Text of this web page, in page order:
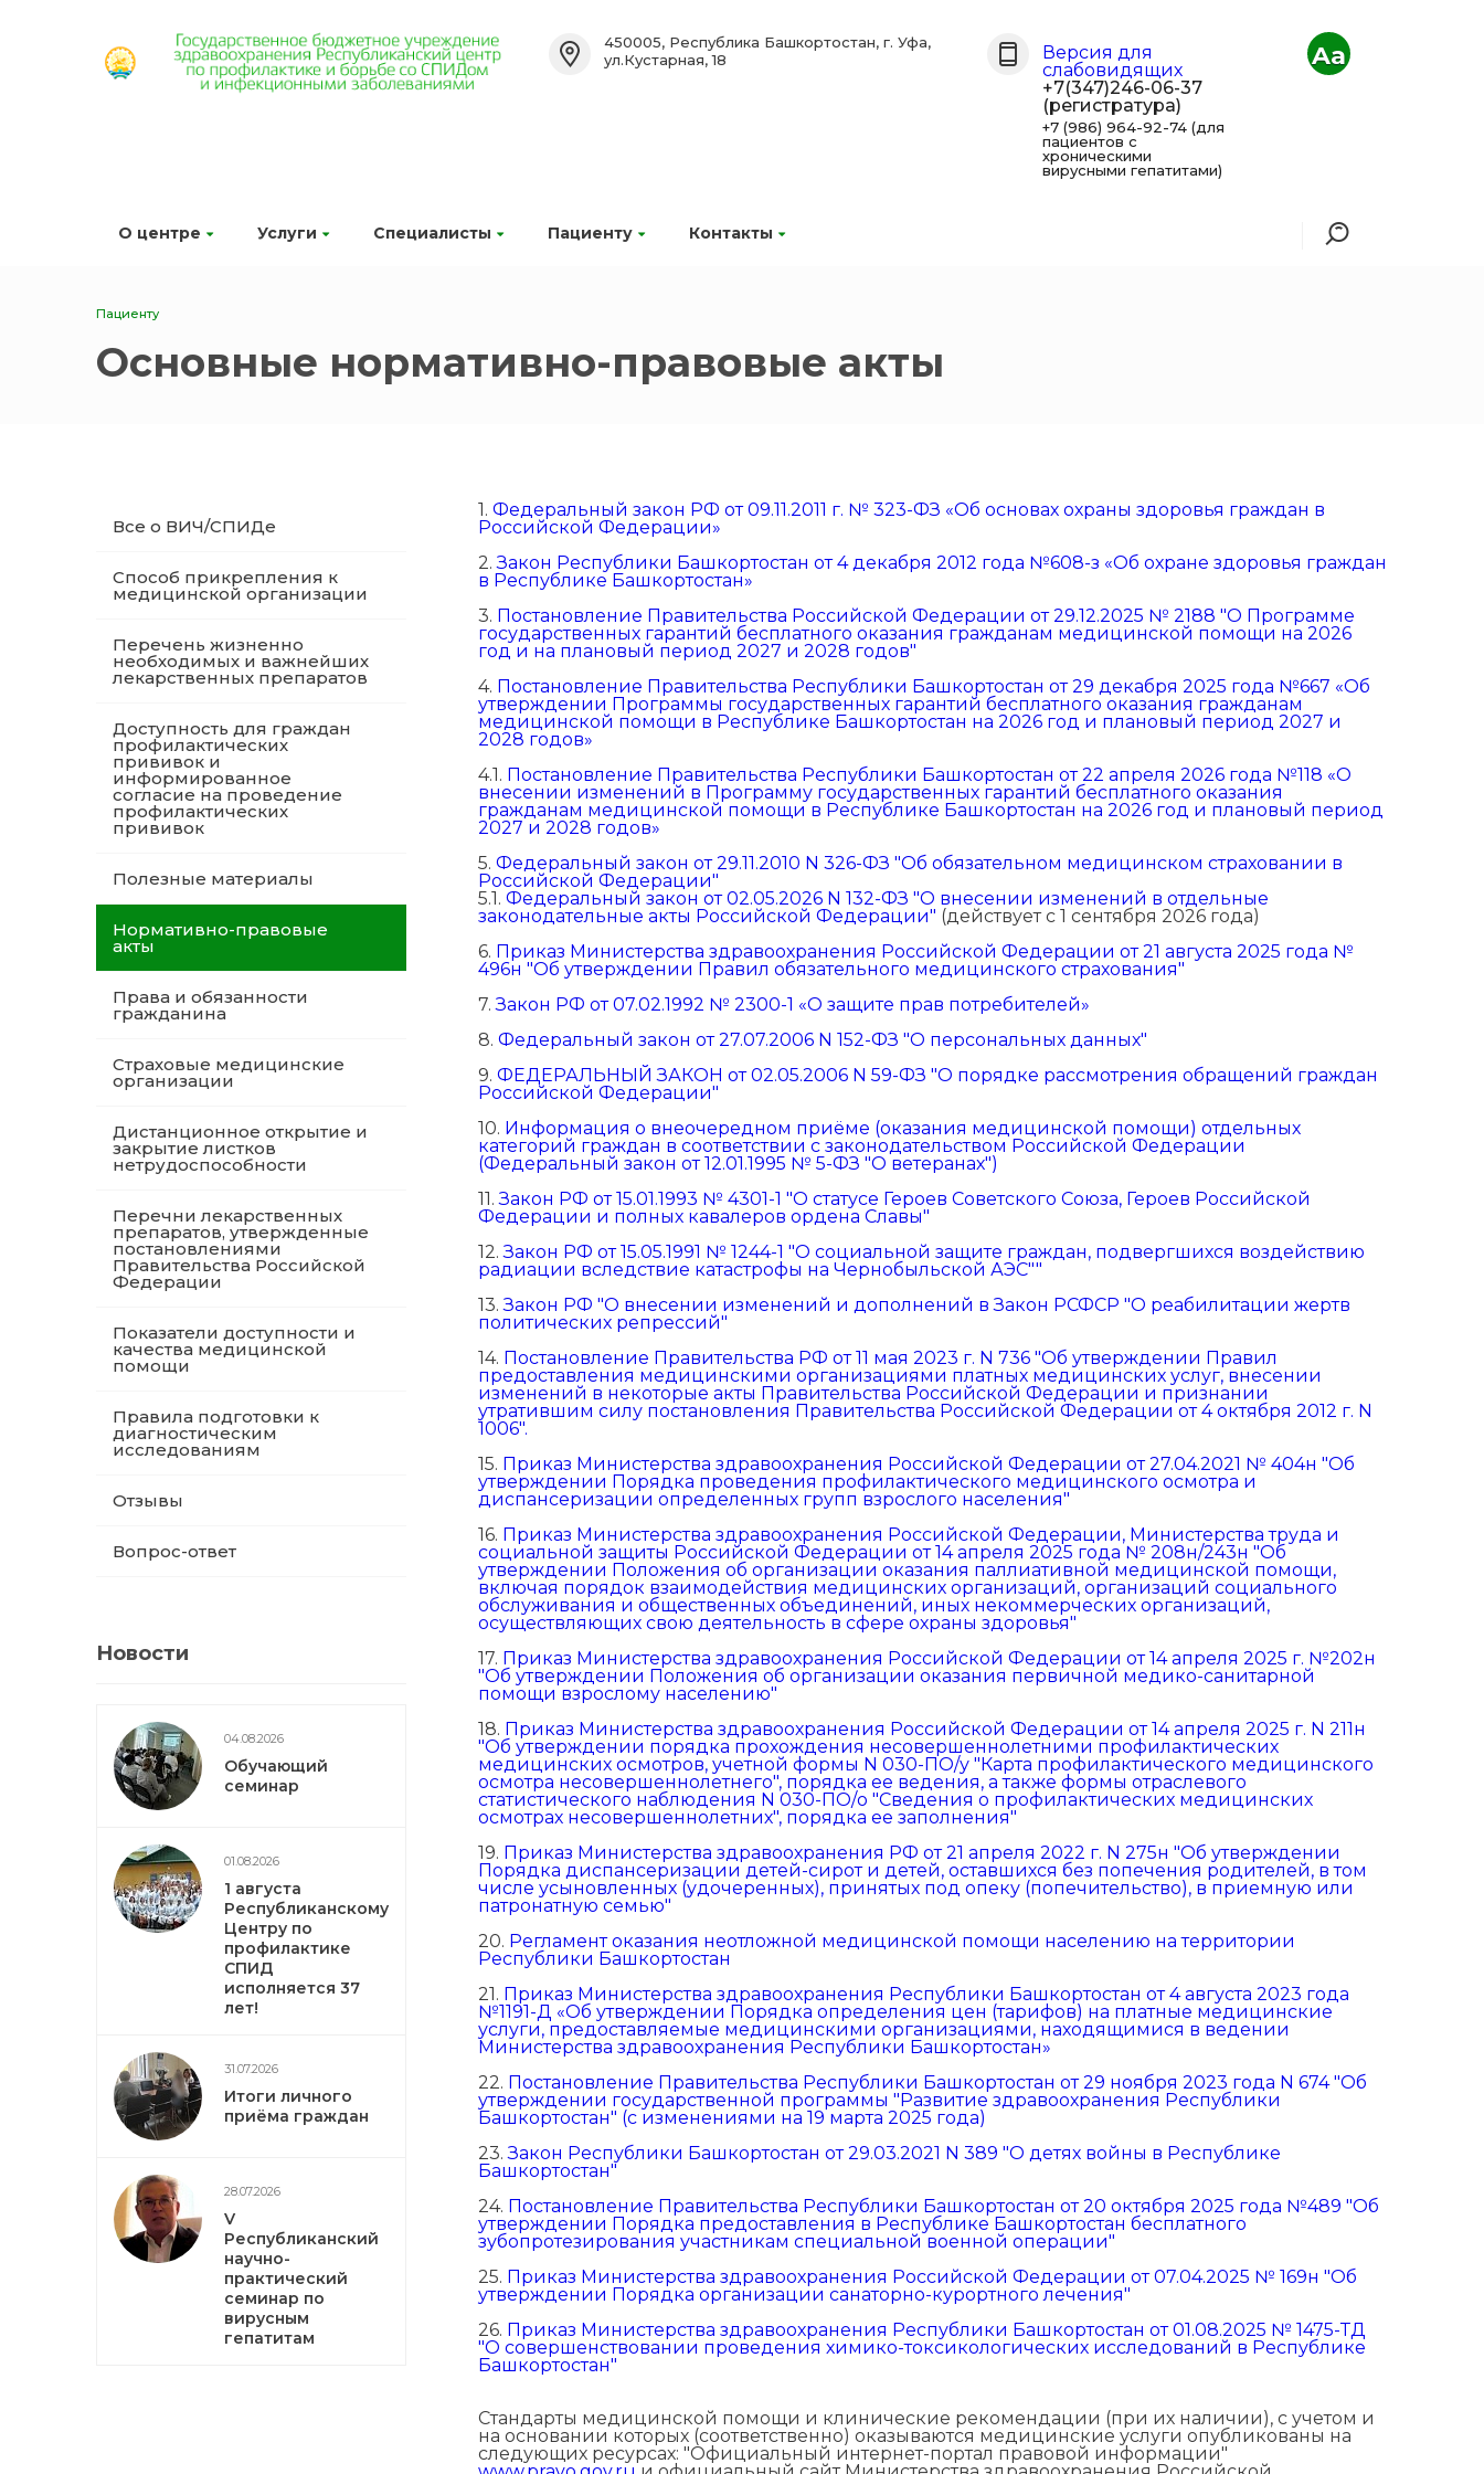
О центре Услуги Специалисты Пациенту Контакты
450005, Республика Башкортостан, г. Уфа,
ул.Кустарная, 18
Версия для
слабовидящих
+7(347)246-06-37
(регистратура)
+7 (986) 964-92-74 (для
пациентов с
хроническими
вирусными гепатитами)
Aa
Пациенту
Основные нормативно-правовые акты
Все о ВИЧ/СПИДе
Способ прикрепления к
медицинской организации
Перечень жизненно
необходимых и важнейших
лекарственных препаратов
Доступность для граждан
профилактических
прививок и
информированное
согласие на проведение
профилактических
прививок
Полезные материалы
Нормативно-правовые
акты
Права и обязанности
гражданина
Страховые медицинские
организации
Дистанционное открытие и
закрытие листков
нетрудоспособности
Перечни лекарственных
препаратов, утвержденные
постановлениями
Правительства Российской
Федерации
Показатели доступности и
качества медицинской
помощи
Правила подготовки к
диагностическим
исследованиям
Отзывы
Вопрос-ответ
Новости
04.08.2026
Обучающий
семинар
01.08.2026
1 августа
Республиканскому
Центру по
профилактике
СПИД
исполняется 37
лет!
31.07.2026
Итоги личного
приёма граждан
28.07.2026
V
Республиканский
научно-
практический
семинар по
вирусным
гепатитам
1. Федеральный закон РФ от 09.11.2011 г. № 323-ФЗ «Об основах охраны здоровья граждан в
Российской Федерации»
2.Закон Республики Башкортостан от 4 декабря 2012 года №608-з «Об охране здоровья граждан
в Республике Башкортостан»
3. Постановление Правительства Российской Федерации от 29.12.2025 № 2188 "О Программе
государственных гарантий бесплатного оказания гражданам медицинской помощи на 2026
год и на плановый период 2027 и 2028 годов"
4. Постановление Правительства Республики Башкортостан от 29 декабря 2025 года №667 «Об
утверждении Программы государственных гарантий бесплатного оказания гражданам
медицинской помощи в Республике Башкортостан на 2026 год и плановый период 2027 и
2028 годов»
4.1. Постановление Правительства Республики Башкортостан от 22 апреля 2026 года №118 «О
внесении изменений в Программу государственных гарантий бесплатного оказания
гражданам медицинской помощи в Республике Башкортостан на 2026 год и плановый период
2027 и 2028 годов»
5. Федеральный закон от 29.11.2010 N 326-ФЗ "Об обязательном медицинском страховании в
Российской Федерации"
5.1. Федеральный закон от 02.05.2026 N 132-ФЗ "О внесении изменений в отдельные
законодательные акты Российской Федерации" (действует с 1 сентября 2026 года)
6. Приказ Министерства здравоохранения Российской Федерации от 21 августа 2025 года №
496н "Об утверждении Правил обязательного медицинского страхования"
7.Закон РФ от 07.02.1992 № 2300-1 «О защите прав потребителей»
8. Федеральный закон от 27.07.2006 N 152-ФЗ "О персональных данных"
9. ФЕДЕРАЛЬНЫЙ ЗАКОН от 02.05.2006 N 59-ФЗ "О порядке рассмотрения обращений граждан
Российской Федерации"
10. Информация о внеочередном приёме (оказания медицинской помощи) отдельных
категорий граждан в соответствии с законодательством Российской Федерации
(Федеральный закон от 12.01.1995 № 5-ФЗ "О ветеранах")
11.Закон РФ от 15.01.1993 № 4301-1 "О статусе Героев Советского Союза, Героев Российской
Федерации и полных кавалеров ордена Славы"
12.Закон РФ от 15.05.1991 № 1244-1 "О социальной защите граждан, подвергшихся воздействию
радиации вследствие катастрофы на Чернобыльской АЭС""
13.Закон РФ "О внесении изменений и дополнений в Закон РСФСР "О реабилитации жертв
политических репрессий"
14. Постановление Правительства РФ от 11 мая 2023 г. N 736 "Об утверждении Правил
предоставления медицинскими организациями платных медицинских услуг, внесении
изменений в некоторые акты Правительства Российской Федерации и признании
утратившим силу постановления Правительства Российской Федерации от 4 октября 2012 г. N
1006".
15. Приказ Министерства здравоохранения Российской Федерации от 27.04.2021 № 404н "Об
утверждении Порядка проведения профилактического медицинского осмотра и
диспансеризации определенных групп взрослого населения"
16. Приказ Министерства здравоохранения Российской Федерации, Министерства труда и
социальной защиты Российской Федерации от 14 апреля 2025 года № 208н/243н "Об
утверждении Положения об организации оказания паллиативной медицинской помощи,
включая порядок взаимодействия медицинских организаций, организаций социального
обслуживания и общественных объединений, иных некоммерческих организаций,
осуществляющих свою деятельность в сфере охраны здоровья"
17. Приказ Министерства здравоохранения Российской Федерации от 14 апреля 2025 г. №202н
"Об утверждении Положения об организации оказания первичной медико-санитарной
помощи взрослому населению"
18. Приказ Министерства здравоохранения Российской Федерации от 14 апреля 2025 г. N 211н
"Об утверждении порядка прохождения несовершеннолетними профилактических
медицинских осмотров, учетной формы N 030-ПО/у "Карта профилактического медицинского
осмотра несовершеннолетнего", порядка ее ведения, а также формы отраслевого
статистического наблюдения N 030-ПО/о "Сведения о профилактических медицинских
осмотрах несовершеннолетних", порядка ее заполнения"
19. Приказ Министерства здравоохранения РФ от 21 апреля 2022 г. N 275н "Об утверждении
Порядка диспансеризации детей-сирот и детей, оставшихся без попечения родителей, в том
числе усыновленных (удочеренных), принятых под опеку (попечительство), в приемную или
патронатную семью"
20. Регламент оказания неотложной медицинской помощи населению на территории
Республики Башкортостан
21. Приказ Министерства здравоохранения Республики Башкортостан от 4 августа 2023 года
№1191-Д «Об утверждении Порядка определения цен (тарифов) на платные медицинские
услуги, предоставляемые медицинскими организациями, находящимися в ведении
Министерства здравоохранения Республики Башкортостан»
22. Постановление Правительства Республики Башкортостан от 29 ноября 2023 года N 674 "Об
утверждении государственной программы "Развитие здравоохранения Республики
Башкортостан" (с изменениями на 19 марта 2025 года)
23.Закон Республики Башкортостан от 29.03.2021 N 389 "О детях войны в Республике
Башкортостан"
24. Постановление Правительства Республики Башкортостан от 20 октября 2025 года №489 "Об
утверждении Порядка предоставления в Республике Башкортостан бесплатного
зубопротезирования участникам специальной военной операции"
25. Приказ Министерства здравоохранения Российской Федерации от 07.04.2025 № 169н "Об
утверждении Порядка организации санаторно-курортного лечения"
26. Приказ Министерства здравоохранения Республики Башкортостан от 01.08.2025 № 1475-ТД
"О совершенствовании проведения химико-токсикологических исследований в Республике
Башкортостан"
Стандарты медицинской помощи и клинические рекомендации (при их наличии), с учетом и
на основании которых (соответственно) оказываются медицинские услуги опубликованы на
следующих ресурсах: "Официальный интернет-портал правовой информации"